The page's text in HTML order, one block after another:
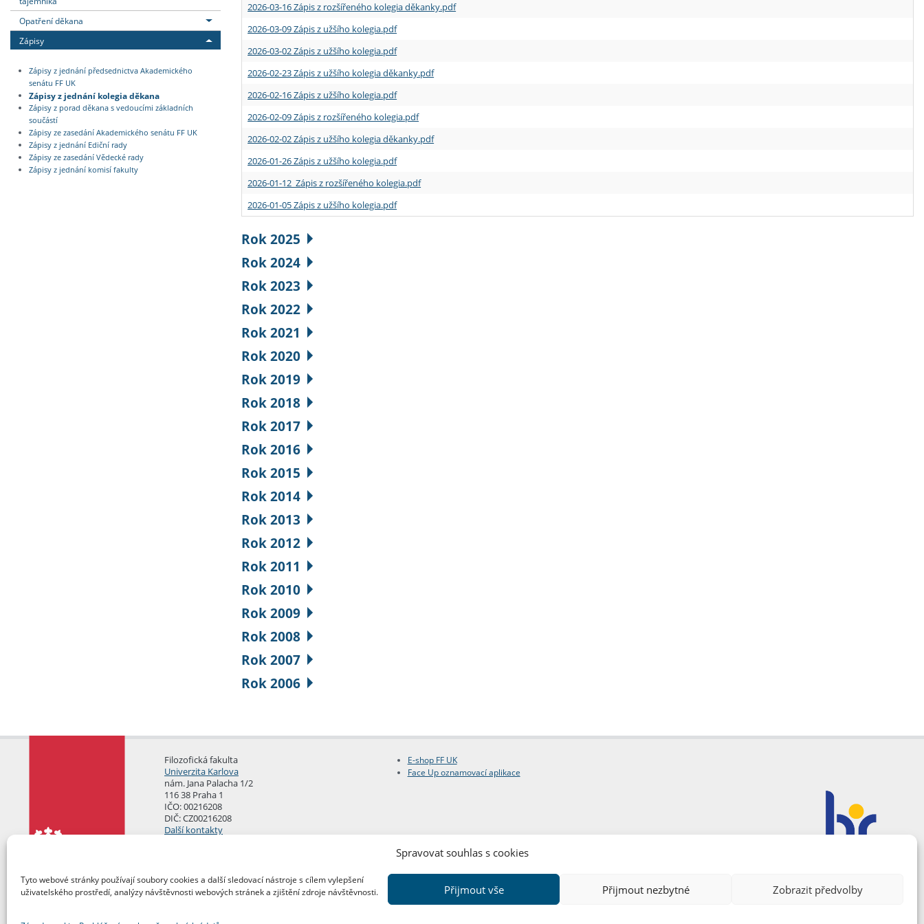
Spravovat souhlas s cookies
Tyto webové stránky používají soubory cookies a další sledovací nástroje s cílem vylepšení
uživatelského prostředí, analýzy návštěvnosti webových stránek a zjištění zdroje návštěvnosti.
Přijmout vše Přijmout nezbytné Zobrazit předvolby
Opatření děkana
Zápisy
Zápisy z jednání předsednictva Akademického
senátu FF UK
Zápisy z jednání kolegia děkana
Zápisy z porad děkana s vedoucími základních
součástí
Zápisy ze zasedání Akademického senátu FF UK
Zápisy z jednání Ediční rady
Zápisy ze zasedání Vědecké rady
Zápisy z jednání komisí fakulty
2026-03-16 Zápis z rozšířeného kolegia děkanky.pdf
2026-03-09 Zápis z užšího kolegia.pdf
2026-03-02 Zápis z užšího kolegia.pdf
2026-02-23 Zápis z užšího kolegia děkanky.pdf
2026-02-16 Zápis z užšího kolegia.pdf
2026-02-09 Zápis z rozšířeného kolegia.pdf
2026-02-02 Zápis z užšího kolegia děkanky.pdf
2026-01-26 Zápis z užšího kolegia.pdf
2026-01-12 Zápis z rozšířeného kolegia.pdf
2026-01-05 Zápis z užšího kolegia.pdf
Rok 2025
Rok 2024
Rok 2023
Rok 2022
Rok 2021
Rok 2020
Rok 2019
Rok 2018
Rok 2017
Rok 2016
Rok 2015
Rok 2014
Rok 2013
Rok 2012
Rok 2011
Rok 2010
Rok 2009
Rok 2008
Rok 2007
Rok 2006
Filozofická fakulta
Univerzita Karlova
nám. Jana Palacha 1/2
116 38 Praha 1
IČO: 00216208
DIČ: CZ00216208
Další kontakty
E-shop FF UK
Face Up oznamovací aplikace